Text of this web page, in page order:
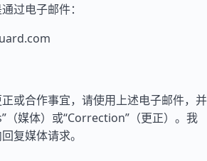
过电子邮件：
或合作事宜，请使用上述电子邮件，并
（媒体）或“Correction”（更正）。我
复媒体请求。